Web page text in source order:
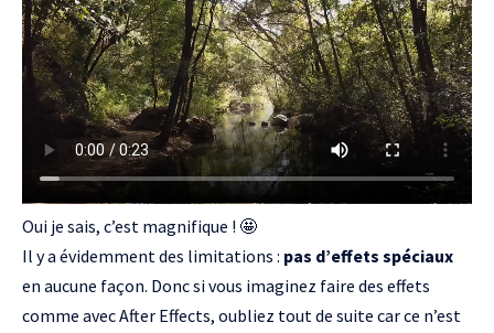
Oui je sais, c’est magnifique ! 🤩
Il y a évidemment des limitations : pas d’effets spéciaux
en aucune façon. Donc si vous imaginez faire des effets
comme avecAfter Effects, oubliez tout de suite car ce n’est